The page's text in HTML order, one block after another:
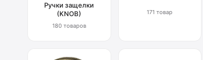
Ручки защелки
(KNOB)
180 товаров
171 товар